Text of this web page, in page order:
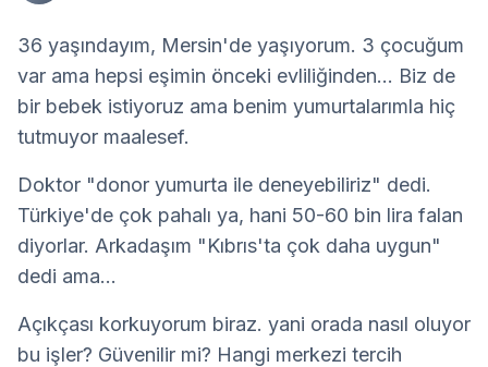
36 yaşındayım, Mersin'de yaşıyorum. 3 çocuğum
var ama hepsi eşimin önceki evliliğinden... Biz de
bir bebek istiyoruz ama benim yumurtalarımla hiç
tutmuyor maalesef.
Doktor "donor yumurta ile deneyebiliriz" dedi.
Türkiye'de çok pahalı ya, hani 50-60 bin lira falan
diyorlar. Arkadaşım "Kıbrıs'ta çok daha uygun"
dedi ama...
Açıkçası korkuyorum biraz. yani orada nasıl oluyor
bu işler? Güvenilir mi? Hangi merkezi tercih